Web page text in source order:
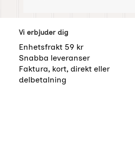
Vi erbjuder dig
Enhetsfrakt 59 kr
Snabba leveranser
Faktura, kort, direkt eller
delbetalning